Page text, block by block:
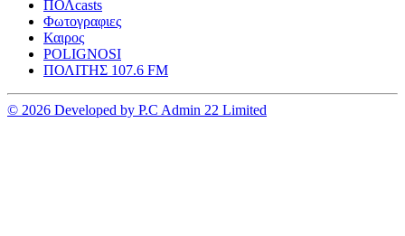
ΠΟΛcasts
Φωτογραφιες
Καιρος
POLIGNOSI
ΠΟΛΙΤΗΣ 107.6 FM
© 2026 Developed by P.C Admin 22 Limited